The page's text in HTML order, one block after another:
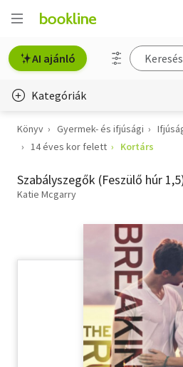
AI ajánló
Kategóriák
Életmód, egészség
Gyermek- és ifjúsági
Hobbi, szabadidő
Szótár, nyelvkönyv
Könyv Gyermek- és ifjúsági
14 éves kor felett
Kortárs
Szabályszegők (Feszülő húr
Katie Mcgarry